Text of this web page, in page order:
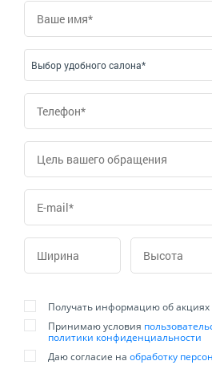
Выбор удобного салона*
Получать информацию об акциях
Принимаю условия
политики конфиденциальности
Даю согласие на обработку